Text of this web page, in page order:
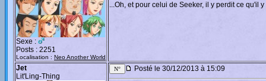
Sexe :
Posts : 2251
Localisation : Neo Another World
...Oh, et pour celui de Seeker, il y perdit ce qu'il
Jet
Lit'Ling-Thing
Posté le 30/12/2013 à 15:09